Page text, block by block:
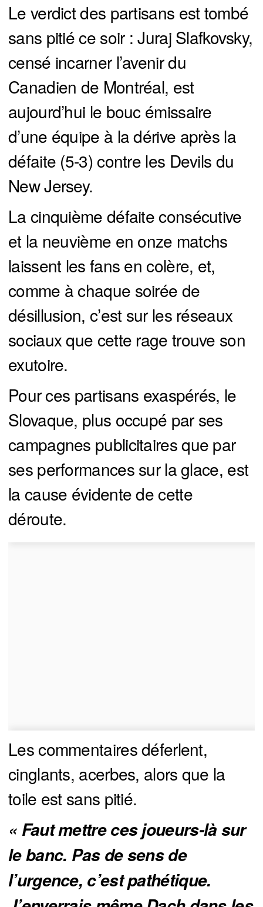
Le verdict des partisans est tombé
sans pitié ce soir : Juraj Slafkovsky,
censé incarner l’avenir du
Canadien de Montréal, est
aujourd’hui le bouc émissaire
d’une équipe à la dérive après la
défaite (5-3) contre les Devils du
New Jersey.
La cinquième défaite consécutive
et la neuvième en onze matchs
laissent les fans en colère, et,
comme à chaque soirée de
désillusion, c’est sur les réseaux
sociaux que cette rage trouve son
exutoire.
Pour ces partisans exaspérés, le
Slovaque, plus occupé par ses
campagnes publicitaires que par
ses performances sur la glace, est
la cause évidente de cette
déroute.
Les commentaires déferlent,
cinglants, acerbes, alors que la
toile est sans pitié.
« Faut mettre ces joueurs-là sur
le banc. Pas de sens de
l’urgence, c’est pathétique.